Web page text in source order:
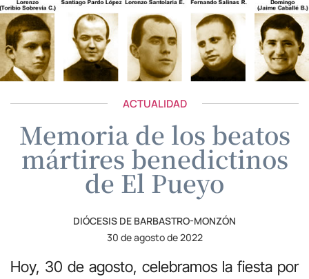
ACTUALIDAD
Memoria de los beatos
mártires benedictinos
de El Pueyo
DIÓCESIS DE BARBASTRO-MONZÓN
30 de agosto de 2022
Hoy, 30 de agosto, celebramos la fiesta por